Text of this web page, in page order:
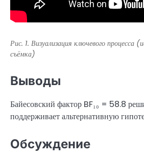
Рис. 1. Визуализация ключевого процесса
съёмка)
Выводы
Байесовский фактор BF₁₀ = 58.8
поддерживает альтернативную
Обсуждение